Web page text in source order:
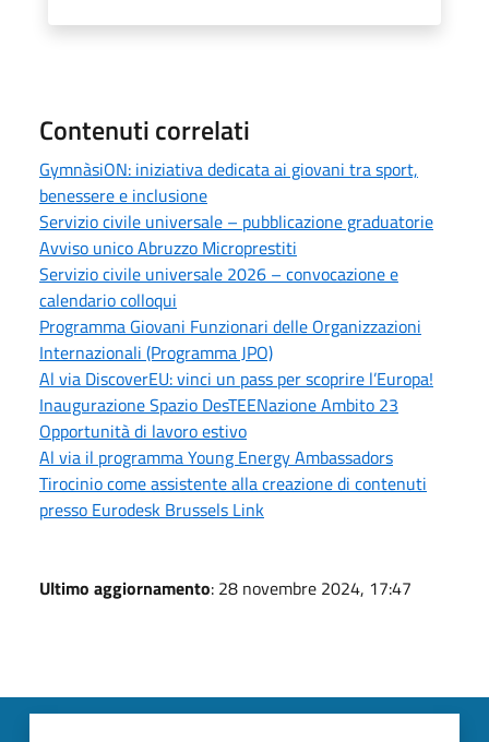
Contenuti correlati
GymnàsiON: iniziativa dedicata ai giovani tra sport,
benessere e inclusione
Servizio civile universale – pubblicazione graduatorie
Avviso unico Abruzzo Microprestiti
Servizio civile universale 2026 – convocazione e
calendario colloqui
Programma Giovani Funzionari delle Organizzazioni
Internazionali (Programma JPO)
Al via DiscoverEU: vinci un pass per scoprire l’Europa!
Inaugurazione Spazio DesTEENazione Ambito 23
Opportunità di lavoro estivo
Al via il programma Young Energy Ambassadors
Tirocinio come assistente alla creazione di contenuti
presso Eurodesk Brussels Link
Ultimo aggiornamento: 28 novembre 2024, 17:47